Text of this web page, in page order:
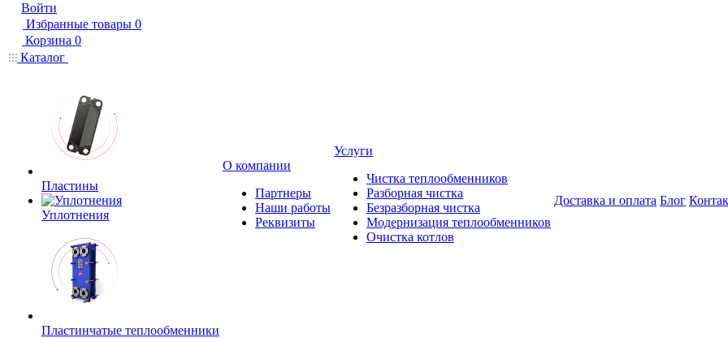
Войти
Избранные товары 0
Корзина 0
Каталог
Пластины
Уплотнения
Пластинчатые теплообменники
О компании
Партнеры
Наши работы
Реквизиты
Услуги
Чистка теплообменников
Разборная чистка
Безразборная чистка
Модернизация теплообменников
Очистка котлов
Доставка и оплата Блог